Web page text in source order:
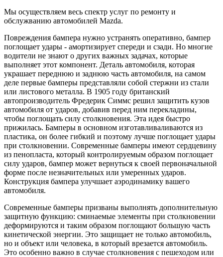
Мы осуществляем весь спектр услуг по ремонту и
обслужванию автомобилей Mazda.
Повреждения бампера нужно устранять оперативно, бампер
поглощает удары - амортизирует спереди и сзади. Но многие
водители не знают о других важных задачах, которые
выполняет этот компонент. Деталь автомобиля, которая
украшает переднюю и заднюю часть автомобиля, на самом
деле первые бамперы представляли собой стержни из стали
или листового металла. В 1905 году британский
автопроизводитель Фредерик Симмс решил защитить кузов
автомобиля от ударов, добавив перед ним перекладины,
чтобы поглощать силу столкновения. Эта идея быстро
прижилась. Бамперы в основном изготавливаливаются из
пластика, он более гибкий и поэтому лучше поглощает удары
при столкновении. Современные бамперы имеют сердцевину
из пенопласта, который контролируемым образом поглощает
силу ударов, бампер может вернуться к своей первоначальной
форме после незначительных или умеренных ударов.
Конструкция бампера улучшает аэродинамику вашего
автомобиля.
Современные бамперы призваны выполнять дополнительную
защитную функцию: сминаемые элементы при столкновении
деформируются и таким образом поглощают большую часть
кинетической энергии. Это защищает не только автомобиль,
но и объект или человека, в который врезается автомобиль.
Это особенно важно в случае столкновения с пешеходом или